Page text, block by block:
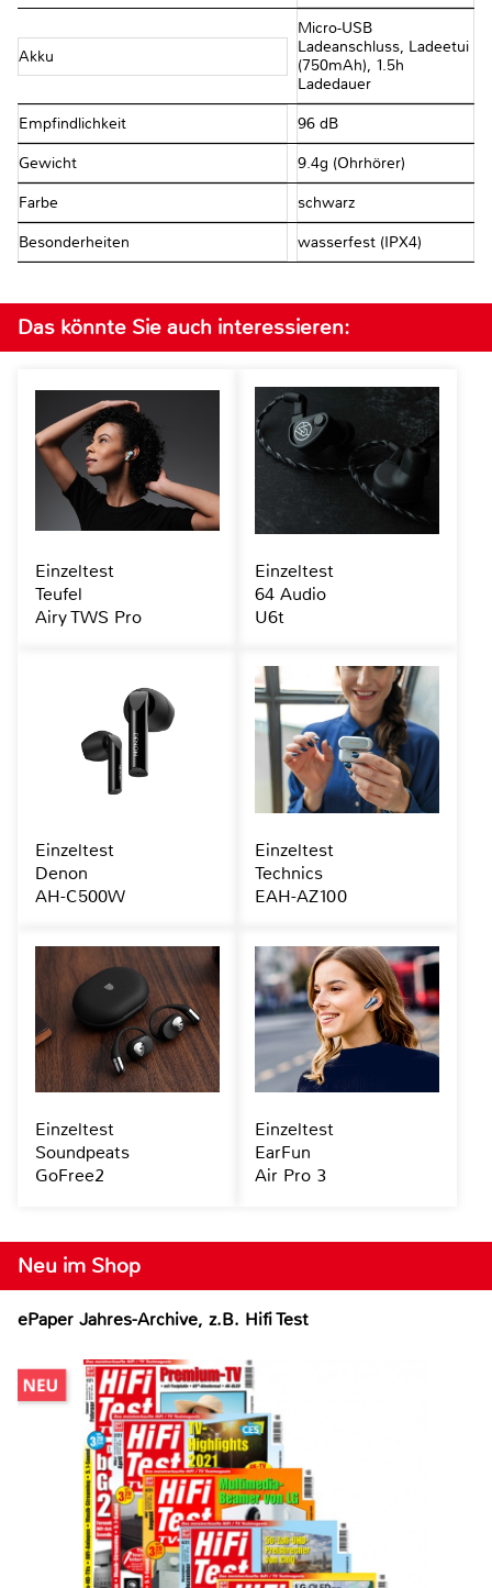
Akku
Micro-USB
Ladeanschluss, Ladeetui
(750mAh), 1.5h
Ladedauer
Empfindlichkeit 96 dB
Gewicht 9.4g (Ohrhörer)
Farbe schwarz
Besonderheiten wasserfest (IPX4)
Neu im Shop
ePaper Jahres-Archive, z.B. Hifi Test
Das könnte Sie auch interessieren:
Einzeltest
Teufel
Airy TWS Pro
Einzeltest
64 Audio
U6t
Einzeltest
Denon
AH-C500W
Einzeltest
Technics
EAH-AZ100
Einzeltest
Soundpeats
GoFree2
Einzeltest
EarFun
Air Pro 3